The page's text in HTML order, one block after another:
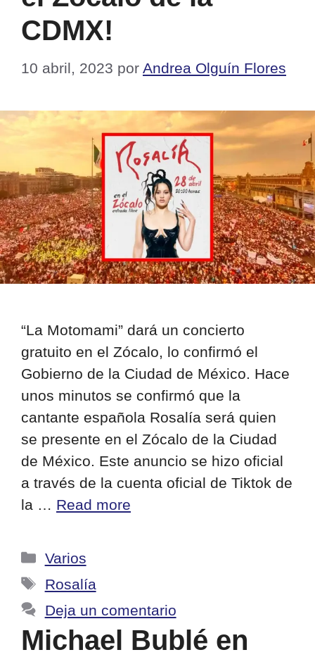
CDMX!
10 abril, 2023 por Andrea Olguín Flores
“La Motomami” dará un concierto
gratuito en el Zócalo, lo confirmó el
Gobierno de la Ciudad de México. Hace
unos minutos se confirmó que la
cantante española Rosalía será quien
se presente en el Zócalo de la Ciudad
de México. Este anuncio se hizo oficial
a través de la cuenta oficial de Tiktok de
la … Read more
Categorías
Varios
Etiquetas
Rosalía
Deja un comentario
Michael Bublé en